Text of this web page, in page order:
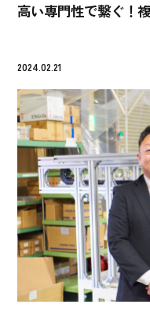
高い専門性で繋ぐ！
2024.02.21
会社HP